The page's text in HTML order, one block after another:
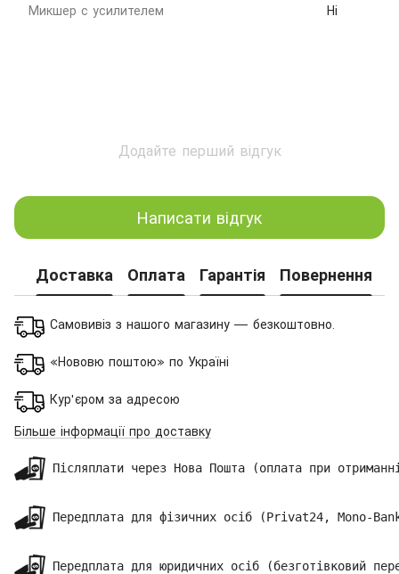
Микшер с усилителем Ні
Додайте перший відгук
Написати відгук
Доставка Оплата Гарантія Повернення
Самовивіз з нашого магазину — безкоштовно.
«Нововю поштою» по Україні
Кур'єром за адресою
Більше інформації про доставку
Післяплати через Нова Пошта (оплата при
Передплата для фізичних осіб (Privat24, Mono-
Передплата для юридичних осіб (безготівковий